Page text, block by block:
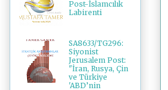
Post-İslamcılık
Labirenti
SA8633/TG296:
Siyonist
Jerusalem Post:
"İran, Rusya, Çin
ve Türkiye
'ABD’nin